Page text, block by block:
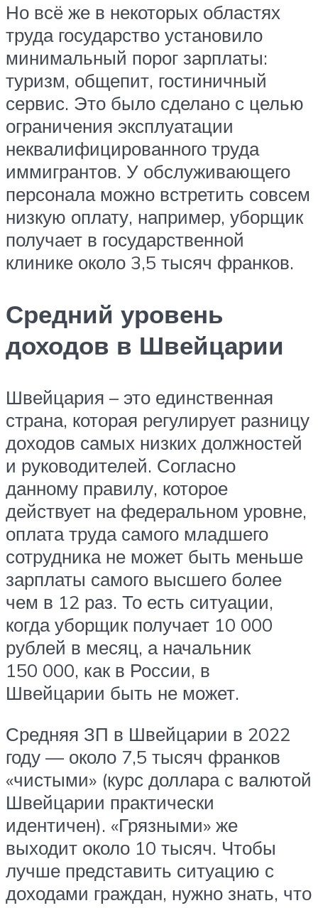
Но всё же в некоторых областях
труда государство установило
минимальный порог зарплаты:
туризм, общепит, гостиничный
сервис. Это было сделано с целью
ограничения эксплуатации
неквалифицированного труда
иммигрантов. У обслуживающего
персонала можно встретить совсем
низкую оплату, например, уборщик
получает в государственной
клинике около 3,5 тысяч франков.
Средний уровень
доходов в Швейцарии
Швейцария – это единственная
страна, которая регулирует разницу
доходов самых низких должностей
и руководителей. Согласно
данному правилу, которое
действует на федеральном уровне,
оплата труда самого младшего
сотрудника не может быть меньше
зарплаты самого высшего более
чем в 12 раз. То есть ситуации,
когда уборщик получает 10 000
рублей в месяц, а начальник
150 000, как в России, в
Швейцарии быть не может.
Средняя ЗП в Швейцарии в 2022
году — около 7,5 тысяч франков
«чистыми» (курс доллара с валютой
Швейцарии практически
идентичен). «Грязными» же
выходит около 10 тысяч. Чтобы
лучше представить ситуацию с
доходами граждан, нужно знать, что